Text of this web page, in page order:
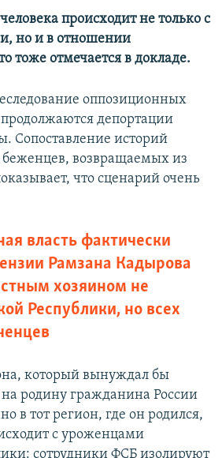
происходит не только с
но и в отношении
тоже отмечается в докладе.
оппозиционных
депортации
Сопоставление историй
возвращаемых из
что сценарий очень
власть фактически
Рамзана Кадырова
хозяином не
Республики, но всех
который вынуждал бы
родину гражданина России
в тот регион, где он родился,
с уроженцами
сотрудники ФСБ изолируют